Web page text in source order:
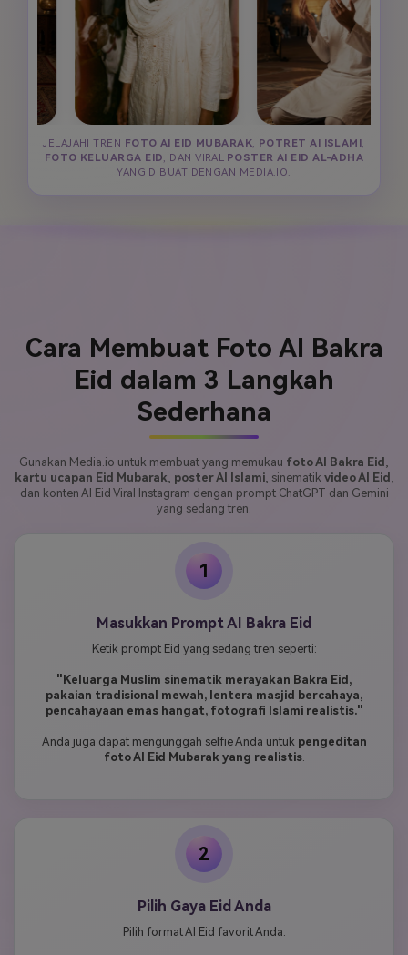
JELAJAHI TREN FOTO AI EID MUBARAK, POTRET AI ISLAMI,
FOTO KELUARGA EID, DAN VIRAL POSTER AI EID AL-ADHA
YANG DIBUAT DENGAN MEDIA.IO.
Cara Membuat Foto AI Bakra
Eid dalam 3 Langkah
Sederhana
Gunakan Media.io untuk membuat yang memukau foto AI Bakra Eid ,
kartu ucapan Eid Mubarak, poster AI Islami, sinematik video AI Eid ,
dan konten AI Eid Viral Instagram dengan prompt ChatGPT dan Gemini
yang sedang tren.
1
Masukkan Prompt AI Bakra Eid
Ketik prompt Eid yang sedang tren seperti:
"Keluarga Muslim sinematik merayakan Bakra Eid,
pakaian tradisional mewah, lentera masjid bercahaya,
pencahayaan emas hangat, fotografi Islami realistis."
Anda juga dapat mengunggah selfie Anda untuk pengeditan
foto AI Eid Mubarak yang realistis.
2
Pilih Gaya Eid Anda
Pilih format AI Eid favorit Anda: